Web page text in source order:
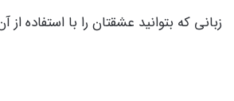
زبانی که بتوانید عشقتان را با استفاده